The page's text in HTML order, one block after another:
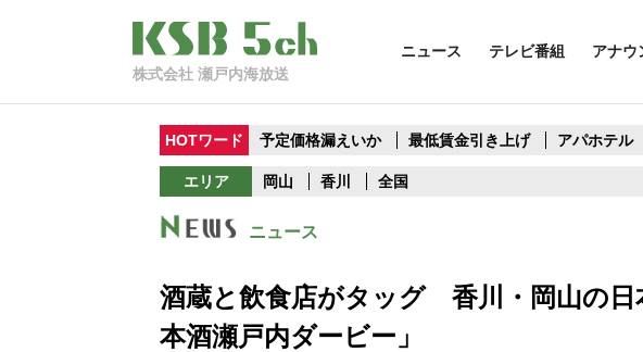
株式会社 瀬戸内海放送
ニュース テレビ番組 アナウ
HOTワード 予定価格漏えいか 最低賃金引き上げ アパホテル
エリア 岡山 香川 全国
ニュース
酒蔵と飲食店がタッグ 香川・岡山の日
本酒瀬戸内ダービー」